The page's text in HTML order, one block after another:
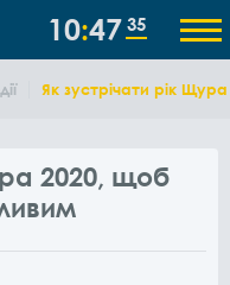
10 47 35
Як зустрічати рік
2020, щоб